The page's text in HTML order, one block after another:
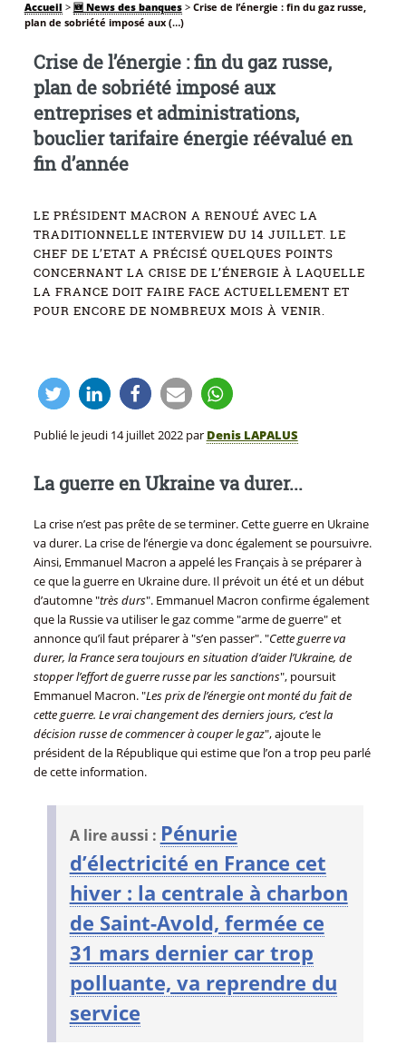
Accueil > 🆕 News des banques> Crise de l’énergie : fin du gaz russe,
plan de sobriété imposé aux (…)
Crise de l’énergie : fin du gaz russe,
plan de sobriété imposé aux
entreprises et administrations,
bouclier tarifaire énergie réévalué en
fin d’année
LE PRÉSIDENT MACRON A RENOUÉ AVEC LA
TRADITIONNELLE INTERVIEW DU 14 JUILLET. LE
CHEF DE L’ETAT A PRÉCISÉ QUELQUES POINTS
CONCERNANT LA CRISE DE L’ÉNERGIE À LAQUELLE
LA FRANCE DOIT FAIRE FACE ACTUELLEMENT ET
POUR ENCORE DE NOMBREUX MOIS À VENIR.
Publié le jeudi 14 juillet 2022par Denis LAPALUS
La guerre en Ukraine va durer...
La crise n’est pas prête de se terminer. Cette guerre en Ukraine
va durer. La crise de l’énergie va donc également se poursuivre.
Ainsi, Emmanuel Macron a appelé les Français à se préparer à
ce que la guerre en Ukraine dure. Il prévoit un été et un début
d’automne "très durs". Emmanuel Macron confirme également
que la Russie va utiliser le gaz comme "arme de guerre" et
annonce qu’il faut préparer à "s’en passer". "Cette guerre va
durer, la France sera toujours en situation d’aider l’Ukraine, de
stopper l’effort de guerre russe par les sanctions", poursuit
Emmanuel Macron. "Les prix de l’énergie ont monté du fait de
cette guerre. Le vrai changement des derniers jours, c’est la
décision russe de commencer à couper le gaz", ajoute le
président de la République qui estime que l’on a trop peu parlé
de cette information.
A lire aussi : Pénurie
d’électricité en France cet
hiver : la centrale à charbon
de Saint-Avold, fermée ce
31 mars dernier car trop
polluante, va reprendre du
service